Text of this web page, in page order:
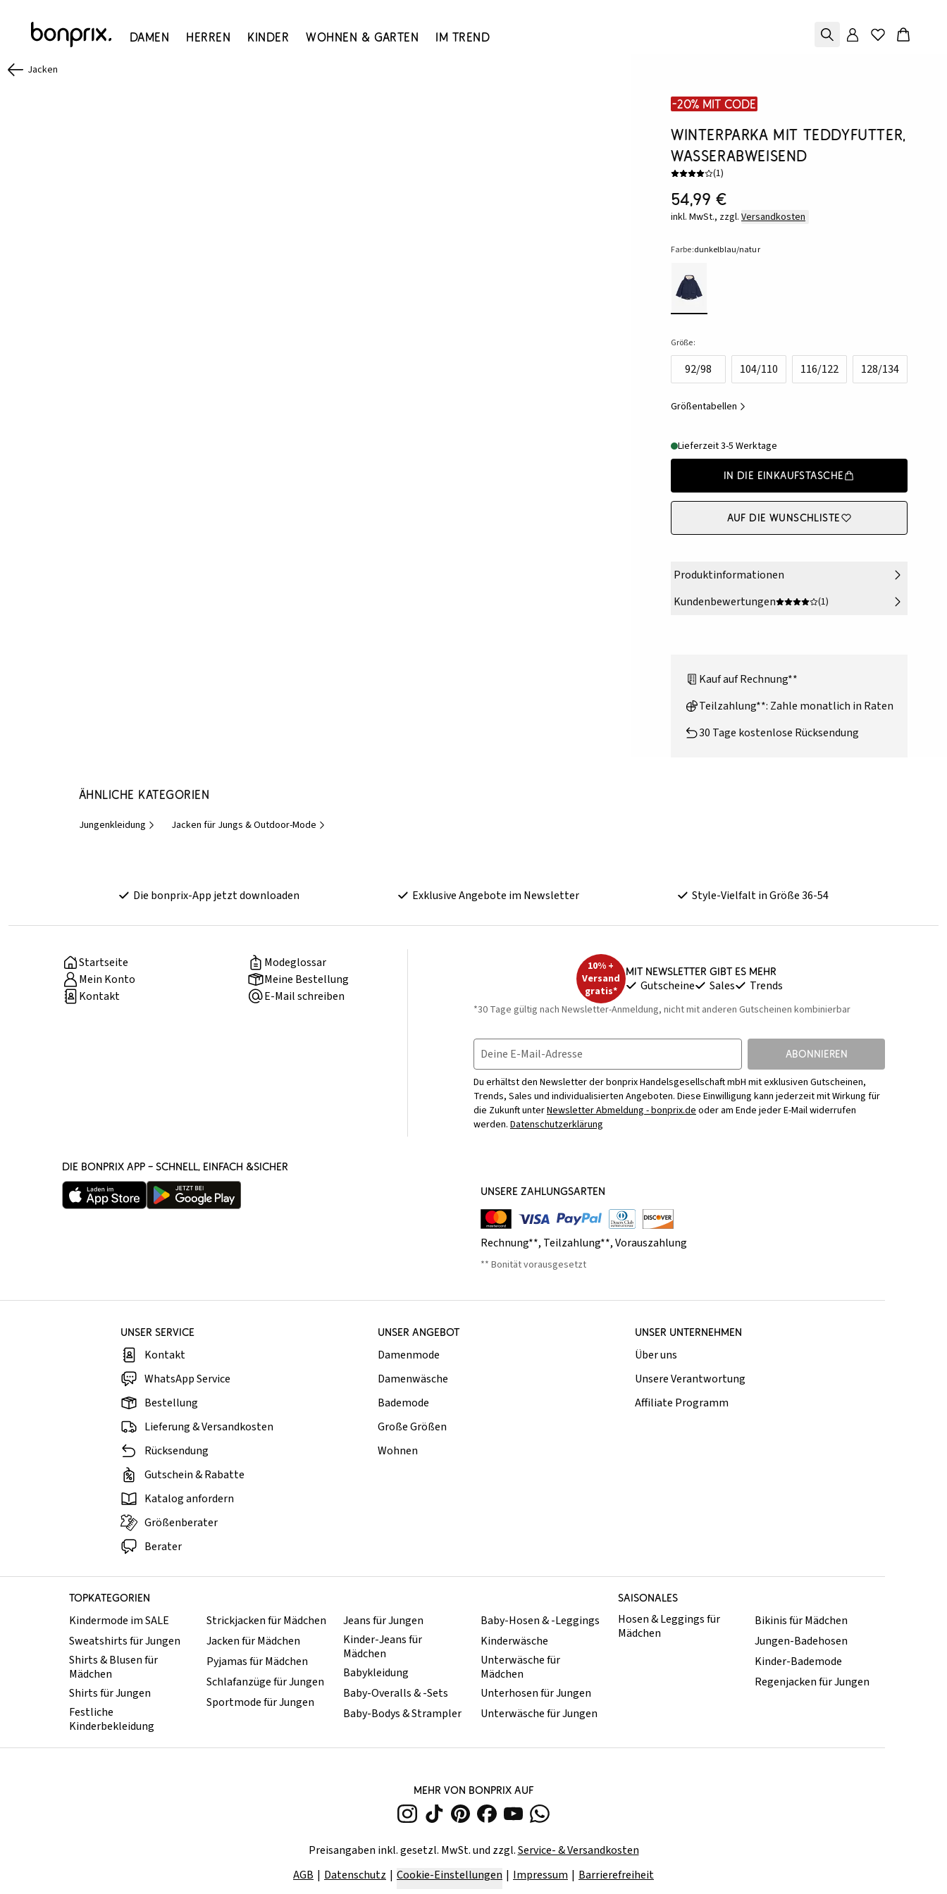
Damen Herren Kinder Wohnen & Garten Im Trend
Jacken
-20% mit Code
Winterparka mit Teddyfutter,
wasserabweisend
(1)
54,99 €
inkl. MwSt., zzgl. Versandkosten
Farbe:dunkelblau/natur
Größe:
92/98 104/110 116/122 128/134
Größentabellen
Lieferzeit 3-5 Werktage
In die Einkaufstasche
Auf die Wunschliste
Produktinformationen
Kundenbewertungen
(1)
Kauf auf Rechnung**
Teilzahlung**: Zahle monatlich in Raten
30 Tage kostenlose Rücksendung
Ähnliche Kategorien
Jungenkleidung Jacken für Jungs & Outdoor-Mode
Die bonprix-App jetzt downloaden Exklusive Angebote im Newsletter Style-Vielfalt in Größe 36-54
Startseite
Modeglossar
Mein Konto
Meine Bestellung
Kontakt
E-Mail schreiben
10% +
Versand
gratis*
Mit Newsletter gibt es mehr
Gutscheine Sales Trends
*30 Tage gültig nach Newsletter-Anmeldung, nicht mit anderen Gutscheinen kombinierbar
Deine E-Mail-Adresse ABONNIEREN
Du erhältst den Newsletter der bonprix Handelsgesellschaft mbH mit exklusiven Gutscheinen,
Trends, Sales und individualisierten Angeboten. Diese Einwilligung kann jederzeit mit Wirkung für
die Zukunft unterNewsletter Abmeldung - bonprix.deoder am Ende jeder E-Mail widerrufen
werden. Datenschutzerklärung
DIE BONPRIX APP – SCHNELL, EINFACH &SICHER
UNSERE ZAHLUNGSARTEN
Rechnung**, Teilzahlung**,Vorauszahlung
** Bonität vorausgesetzt
UNSER SERVICE
Kontakt
WhatsApp Service
Bestellung
Lieferung & Versandkosten
Rücksendung
Gutschein & Rabatte
Katalog anfordern
Größenberater
Berater
UNSER ANGEBOT
Damenmode
Damenwäsche
Bademode
Große Größen
Wohnen
UNSER UNTERNEHMEN
Über uns
Unsere Verantwortung
Affiliate Programm
TOPKATEGORIEN SAISONALES
Kindermode im SALE
Sweatshirts für Jungen
Shirts & Blusen für
Mädchen
Shirts für Jungen
Festliche
Kinderbekleidung
Strickjacken für Mädchen
Jacken für Mädchen
Pyjamas für Mädchen
Schlafanzüge für Jungen
Sportmode für Jungen
Jeans für Jungen
Kinder-Jeans für
Mädchen
Babykleidung
Baby-Overalls & -Sets
Baby-Bodys & Strampler
Baby-Hosen & -Leggings
Kinderwäsche
Unterwäsche für
Mädchen
Unterhosen für Jungen
Unterwäsche für Jungen
Hosen & Leggings für
Mädchen
Bikinis für Mädchen
Jungen-Badehosen
Kinder-Bademode
Regenjacken für Jungen
MEHR VON BONPRIX AUF
Preisangaben inkl. gesetzl. MwSt. und zzgl.Service- & Versandkosten
AGB
Datenschutz Cookie-Einstellungen Impressum Barrierefreiheit